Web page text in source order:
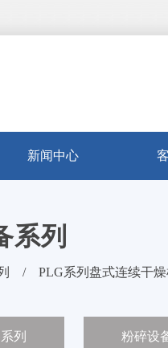
新闻中心
系列
/ PLG系列盘式连续干
列 粉碎设